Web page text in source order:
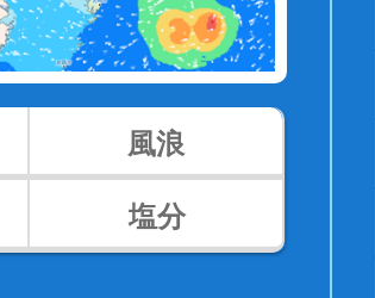
風浪
塩分